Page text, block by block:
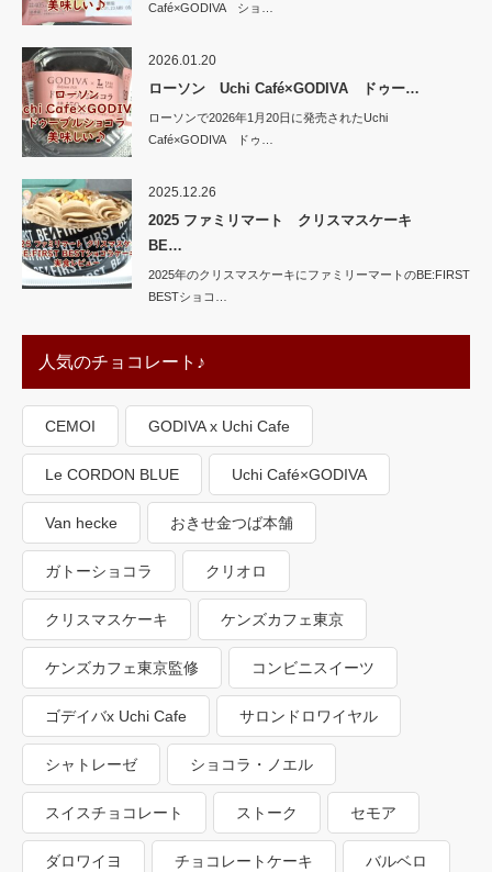
Café×GODIVA ショ…
2026.01.20
ローソン Uchi Café×GODIVA ドゥー…
ローソンで2026年1月20日に発売されたUchi
Café×GODIVA ドゥ…
2025.12.26
2025 ファミリマート クリスマスケーキ
BE…
2025年のクリスマスケーキにファミリーマートのBE:FIRST
BESTショコ…
人気のチョコレート♪
CEMOI GODIVA x Uchi Cafe
Le CORDON BLUE Uchi Café×GODIVA
Van hecke おきせ金つば本舗
ガトーショコラ クリオロ
クリスマスケーキ ケンズカフェ東京
ケンズカフェ東京監修 コンビニスイーツ
ゴデイバx Uchi Cafe サロンドロワイヤル
シャトレーゼ ショコラ・ノエル
スイスチョコレート ストーク セモア
ダロワイヨ チョコレートケーキ バルベロ